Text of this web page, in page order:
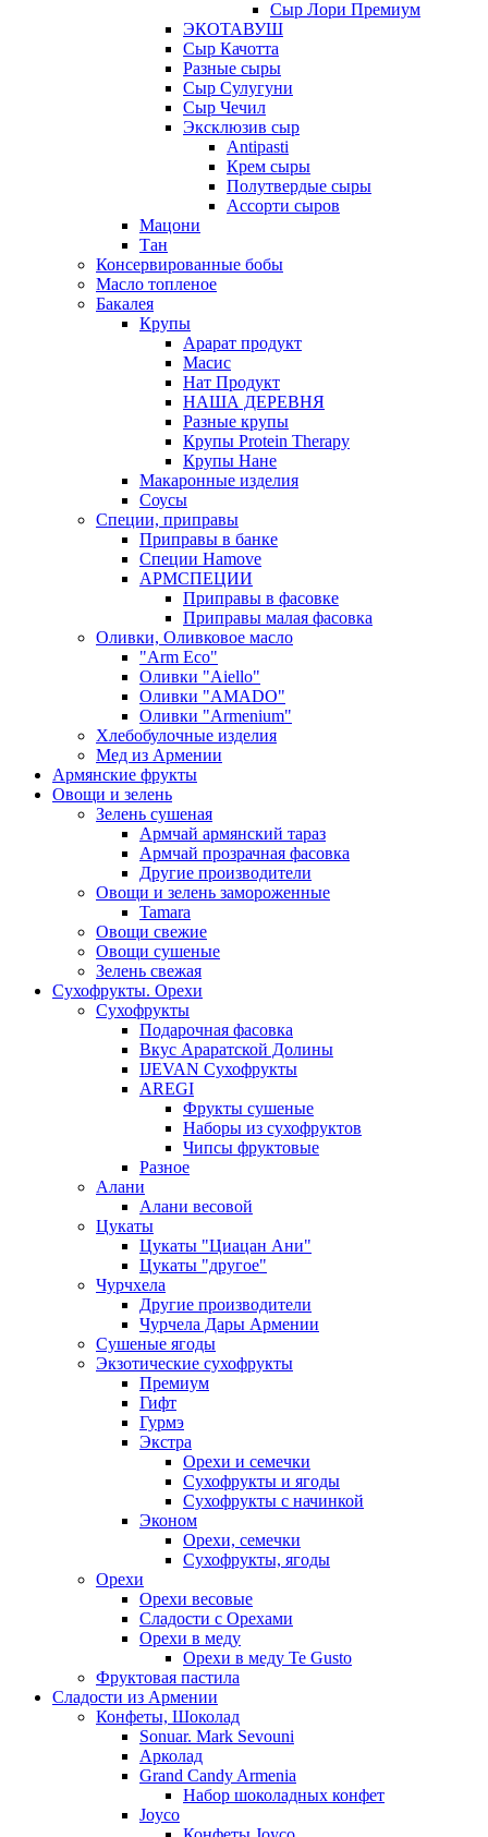
Сыр Лори Премиум
ЭКОТАВУШ
Сыр Качотта
Разные сыры
Сыр Сулугуни
Сыр Чечил
Эксклюзив сыр
Antipasti
Крем сыры
Полутвердые сыры
Ассорти сыров
Мацони
Тан
Консервированные бобы
Масло топленое
Бакалея
Крупы
Арарат продукт
Масис
Нат Продукт
НАША ДЕРЕВНЯ
Разные крупы
Крупы Protein Therapy
Крупы Нане
Макаронные изделия
Соусы
Специи, приправы
Приправы в банке
Специи Hamove
АРМСПЕЦИИ
Приправы в фасовке
Приправы малая фасовка
Оливки, Оливковое масло
"Arm Eco"
Оливки "Aiello"
Оливки "AMADO"
Оливки "Armenium"
Хлебобулочные изделия
Мед из Армении
Армянские фрукты
Овощи и зелень
Зелень сушеная
Армчай армянский тараз
Армчай прозрачная фасовка
Другие производители
Овощи и зелень замороженные
Tamara
Овощи свежие
Овощи сушеные
Зелень свежая
Сухофрукты. Орехи
Сухофрукты
Подарочная фасовка
Вкус Араратской Долины
IJEVAN Сухофрукты
AREGI
Фрукты сушеные
Наборы из сухофруктов
Чипсы фруктовые
Разное
Алани
Алани весовой
Цукаты
Цукаты "Циацан Ани"
Цукаты "другое"
Чурчхела
Другие производители
Чурчела Дары Армении
Сушеные ягоды
Экзотические сухофрукты
Премиум
Гифт
Гурмэ
Экстра
Орехи и семечки
Сухофрукты и ягоды
Сухофрукты с начинкой
Эконом
Орехи, семечки
Сухофрукты, ягоды
Орехи
Орехи весовые
Сладости с Орехами
Орехи в меду
Орехи в меду Te Gusto
Фруктовая пастила
Сладости из Армении
Конфеты, Шоколад
Sonuar. Mark Sevouni
Арколад
Grand Candy Armenia
Набор шоколадных конфет
Joyco